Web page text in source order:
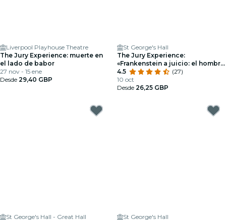
Liverpool Playhouse Theatre
The Jury Experience: muerte en
el lado de babor
27 nov - 15 ene
Desde 29,40 GBP
St George's Hall
The Jury Experience:
«Frankenstein a juicio: el hombre
que desafió a Dios»
4.5
(27)
10 oct
Desde 26,25 GBP
St George's Hall - Great Hall
St George's Hall